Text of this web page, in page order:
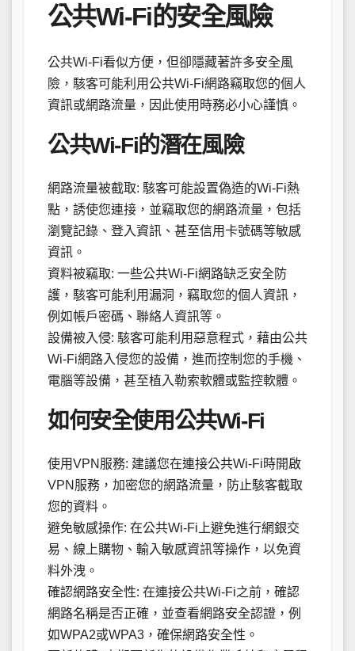
公共Wi-Fi的安全風險
公共Wi-Fi看似方便，但卻隱藏著許多安全風
險，駭客可能利用公共Wi-Fi網路竊取您的個人
資訊或網路流量，因此使用時務必小心謹慎。
公共Wi-Fi的潛在風險
網路流量被截取: 駭客可能設置偽造的Wi-Fi熱
點，誘使您連接，並竊取您的網路流量，包括
瀏覽記錄、登入資訊、甚至信用卡號碼等敏感
資訊。
資料被竊取: 一些公共Wi-Fi網路缺乏安全防
護，駭客可能利用漏洞，竊取您的個人資訊，
例如帳戶密碼、聯絡人資訊等。
設備被入侵: 駭客可能利用惡意程式，藉由公共
Wi-Fi網路入侵您的設備，進而控制您的手機、
電腦等設備，甚至植入勒索軟體或監控軟體。
如何安全使用公共Wi-Fi
使用VPN服務: 建議您在連接公共Wi-Fi時開啟
VPN服務，加密您的網路流量，防止駭客截取
您的資料。
避免敏感操作: 在公共Wi-Fi上避免進行網銀交
易、線上購物、輸入敏感資訊等操作，以免資
料外洩。
確認網路安全性: 在連接公共Wi-Fi之前，確認
網路名稱是否正確，並查看網路安全認證，例
如WPA2或WPA3，確保網路安全性。